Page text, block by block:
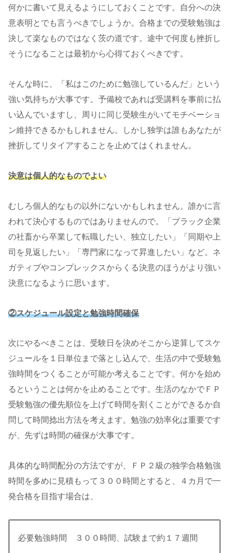
何かに書いて見えるようにしておくことです。自分への決
意表明とでも言うべきでしょうか。合格までの受験勉強は
決して楽なものではなく茨の道です。途中で何度も挫折し
そうになることは最初から心得ておくべきです。
そんな時に、「私はこのために勉強しているんだ」という
強い気持ちが大事です。予備校であれば受講料を事前に払
い込んでいますし、周りに同じ受験生がいてモチベーショ
ン維持できるかもしれません。しかし独学は誰もあなたが
挫折してリタイアすることを止めてはくれません。
決意は個人的なものでよい
むしろ個人的なもの以外にないかもしれません。誰かに言
われて決心するものではありませんので。「ブラック企業
の社畜から卒業して転職したい、独立したい」「同期や上
司を見返したい」「専門家になって昇進したい」など。ネ
ガティブやコンプレックスからくる決意のほうがより強い
決意になるように思います。
②スケジュール設定と勉強時間確保
次にやるべきことは、受験日を決めそこから逆算してスケ
ジュールを１日単位まで落とし込んで、生活の中で受験勉
強時間をつくることが可能か考えることです。何かを始め
るということは何かを止めることです。生活のなかでＦＰ
受験勉強の優先順位を上げて時間を割くことができるか自
問して時間捻出方法を考えます。勉強の効率化は重要です
が、先ずは時間の確保が大事です。
具体的な時間配分の方法ですが、ＦＰ２級の独学合格勉強
時間を多めに見積もって３００時間とすると、４カ月で一
発合格を目指す場合は、
必要勉強時間 ３００時間、試験まで約１７週間